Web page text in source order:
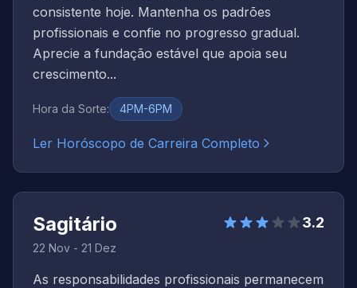
consistente hoje. Mantenha os padrões
profissionais e confie no progresso gradual.
Aprecie a fundação estável que apoia seu
crescimento...
Hora da Sorte: 4PM-6PM
Ler Horóscopo de Carreira Completo
Sagitário
22 Nov - 21 Dez
3.2
As responsabilidades profissionais permanecem